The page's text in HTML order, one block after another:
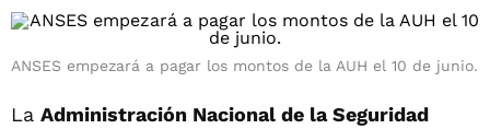
ANSES empezará a pagar los montos de la AUH el 10 de junio.
La Administración Nacional de la Seguridad